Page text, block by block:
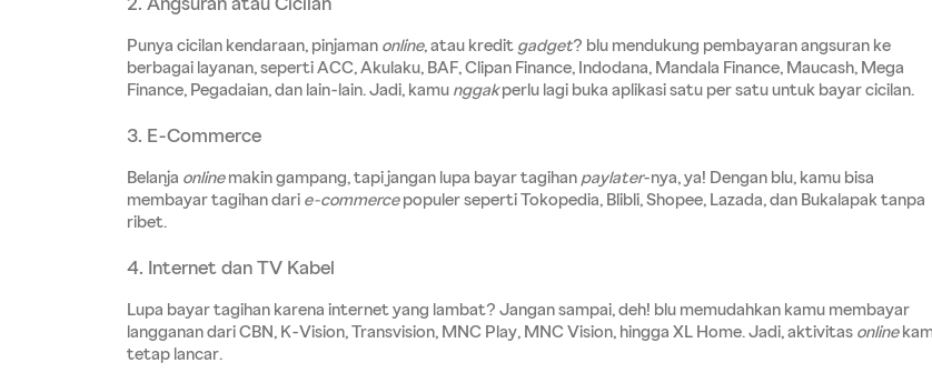
Punya cicilan kendaraan, pinjaman online, atau kredit gadget? blu mendukung pembayaran angsuran ke
berbagai layanan, seperti ACC, Akulaku, BAF, Clipan Finance, Indodana, Mandala Finance, Maucash, Mega
Finance, Pegadaian, dan lain-lain. Jadi, kamu nggak perlu lagi buka aplikasi satu per satu untuk bayar cicilan.
3. E-Commerce
Belanja online makin gampang, tapi jangan lupa bayar tagihan paylater-nya, ya! Dengan blu, kamu bisa
membayar tagihan dari e-commerce populer seperti Tokopedia, Blibli, Shopee, Lazada, dan Bukalapak tanpa
ribet.
4. Internet dan TV Kabel
Lupa bayar tagihan karena internet yang lambat? Jangan sampai, deh! blu memudahkan kamu membayar
langganan dari CBN, K-Vision, Transvision, MNC Play, MNC Vision, hingga XL Home. Jadi, aktivitas online
tetap lancar.